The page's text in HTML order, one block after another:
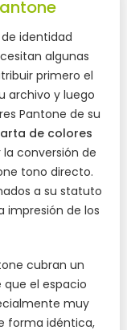
identidad
algunas
primero el
archivo y luego
Pantone de su
de colores
la conversión de
tono directo.
a su statuto
impresión de los
cubran un
el espacio
muy
forma idéntica,